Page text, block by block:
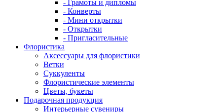
- Грамоты и дипломы
- Конверты
- Мини открытки
- Открытки
- Пригласительные
Флористика
Аксессуары для флористики
Ветки
Суккуленты
Флористические элементы
Цветы, букеты
Подарочная продукция
Интерьерные сувениры